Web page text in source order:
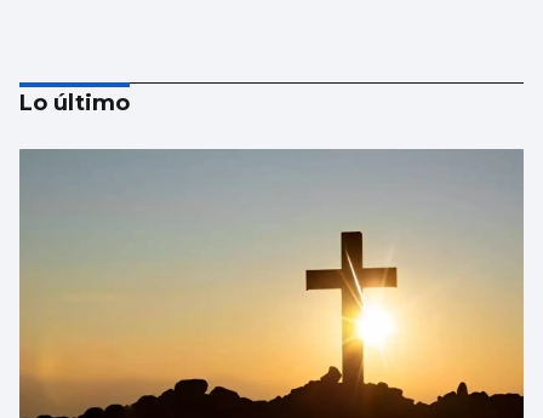
CCOO denuncia que 55.000 trabajadores
gallegos trabajan horas extras cada semana
y cuatro de cada diez no las cobran
Lo último